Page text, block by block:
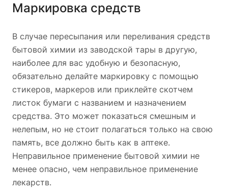
Маркировка средств
В случае пересыпания или переливания средств
бытовой химии из заводской тары в другую,
наиболее для вас удобную и безопасную,
обязательно делайте маркировку с помощью
стикеров, маркеров или приклейте скотчем
листок бумаги с названием и назначением
средства. Это может показаться смешным и
нелепым, но не стоит полагаться только на свою
память, все должно быть как в аптеке.
Неправильное применение бытовой химии не
менее опасно, чем неправильное применение
лекарств.